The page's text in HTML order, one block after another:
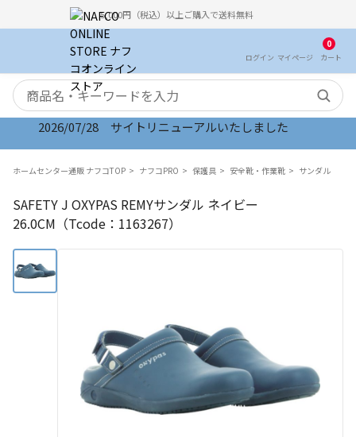
5,000円（税込）以上ご購入で送料無料
ログイン マイ ページ
0
カート
検索キーワード
2026/07/28 サイトリニューアルいたしました
ホームセンター通販 ナフコTOP ナフコPRO 保護具 安全靴・作業靴 サンダル
SAFETY J OXYPAS REMYサンダル ネイビー
26.0CM（Tcode：1163267）